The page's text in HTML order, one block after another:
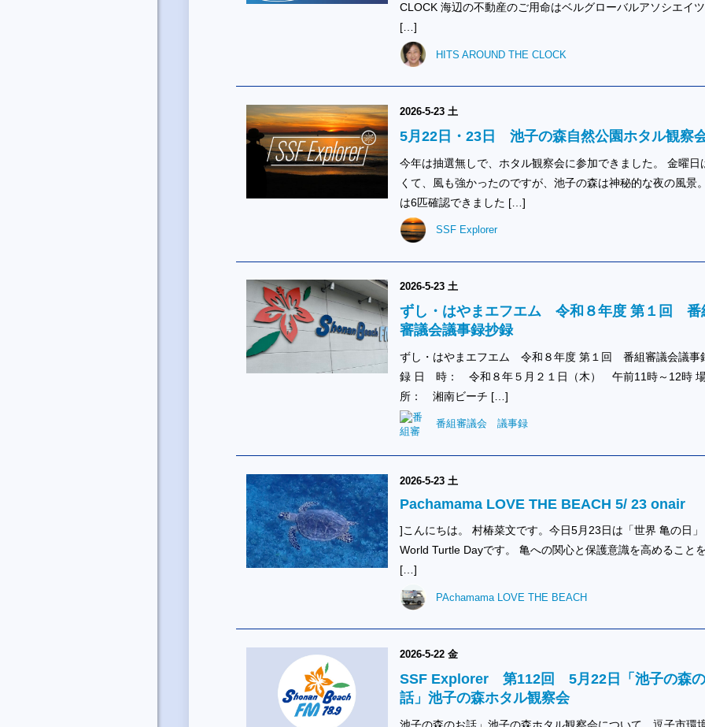
CLOCK 海辺の不動産のご用命はベルグローバルアソシエイツ
[…]
HITS AROUND THE CLOCK
2026-5-23 土
5月22日・23日 池子の森自然公園ホタル観察
今年は抽選無しで、ホタル観察会に参加できました。 金曜日
くて、風も強かったのですが、池子の森は神秘的な夜の風景
は6匹確認できました […]
SSF Explorer
2026-5-23 土
ずし・はやまエフエム 令和８年度 第１回 番
審議会議事録抄録
ずし・はやまエフエム 令和８年度 第１回 番組審議会議事
録 日 時： 令和８年５月２１日（木） 午前11時～12時
所： 湘南ビーチ […]
番組審議会 議事録
2026-5-23 土
Pachamama LOVE THE BEACH 5/ 23 onair
]こんにちは。 村椿菜文です。今日5月23日は「世界 亀の日」
World Turtle Dayです。 亀への関心と保護意識を高めること
[…]
PAchamama LOVE THE BEACH
2026-5-22 金
SSF Explorer 第112回 5月22日「池子の森
話」池子の森ホタル観察会
池子の森のお話」池子の森ホタル観察会について、逗子市環